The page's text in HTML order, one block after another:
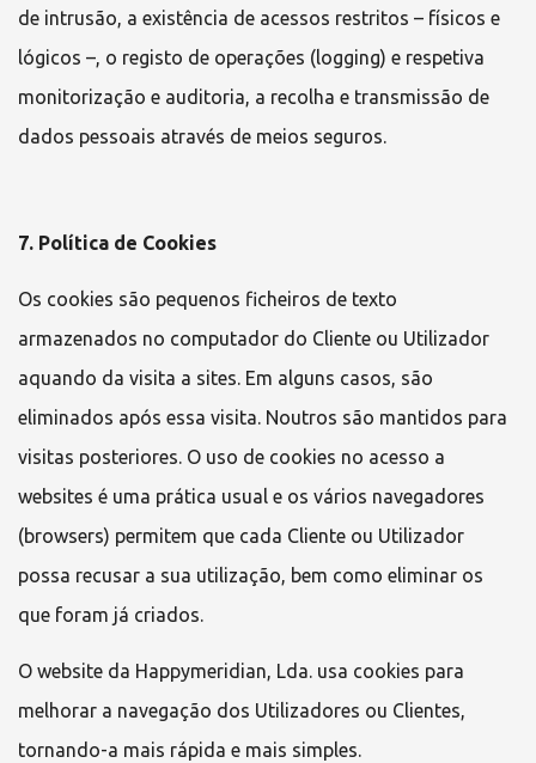
de intrusão, a existência de acessos restritos – físicos e
lógicos –, o registo de operações (logging) e respetiva
monitorização e auditoria, a recolha e transmissão de
dados pessoais através de meios seguros.
7. Política de Cookies
Os cookies são pequenos ficheiros de texto
armazenados no computador do Cliente ou Utilizador
aquando da visita a sites. Em alguns casos, são
eliminados após essa visita. Noutros são mantidos para
visitas posteriores. O uso de cookies no acesso a
websites é uma prática usual e os vários navegadores
(browsers) permitem que cada Cliente ou Utilizador
possa recusar a sua utilização, bem como eliminar os
que foram já criados.
O website da Happymeridian, Lda. usa cookies para
melhorar a navegação dos Utilizadores ou Clientes,
tornando-a mais rápida e mais simples.